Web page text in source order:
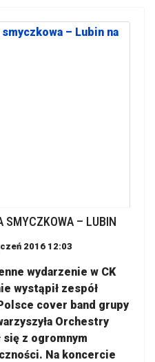
SMYCZKOWA – LUBIN
2016 12:03
wydarzenie w CK
wystąpił zespół
cover band grupy
Orchestry
z ogromnym
Na koncercie